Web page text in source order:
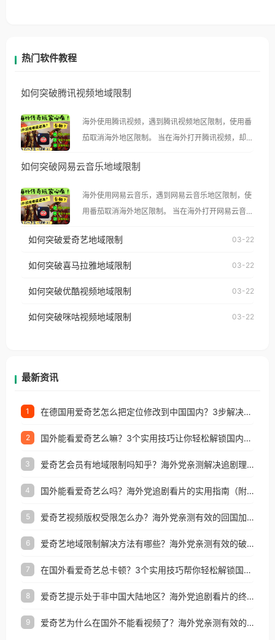
热门软件教程
如何突破腾讯视频地域限制
海外使用腾讯视频，遇到腾讯视频地区限制，使用番
茄取消海外地区限制。 当在海外打开腾讯视频，却突
示语。 海外用户如香港、澳门、台湾、美国、加拿
像其他音乐平台一样，出现地区及版权限制问题，且
仅能在中国大陆地区播放。 遇到这个问题的朋友们，
使用番茄回国加速器，即可解决「海外用户收听腾讯
台湾、美国、加拿大、澳大利亚、欧洲等国家和地区
权限制所困扰。
如何突破网易云音乐地域限制
海外使用网易云音乐，遇到网易云音乐地区限制，使
用番茄取消海外地区限制。 当在海外打开网易云音
播放”的提示语。 海外用户如香港、澳门、台湾、美
国、加拿大、澳大利亚、欧洲等国家和地区时，网易
制问题，且仅能在中国大陆地区播放。 遇到这个问题
户收听网易云音乐地区版权限制」的问题，无论人在
如何突破爱奇艺地域限制 03-22
如何突破喜马拉雅地域限制 03-22
如何突破优酷视频地域限制 03-22
如何突破咪咕视频地域限制 03-22
最新资讯
1 在德国用爱奇艺怎么把定位修改到中国国内？3步解决+2个实用场景分享
2 国外能看爱奇艺么嘛？3个实用技巧让你轻松解锁国内影视（附越南华数TV定位修改+网易云海外收费解析）
3 爱奇艺会员有地域限制吗知乎？海外党亲测解决追剧理财双难题的加速器攻略
4 国外能看爱奇艺么吗？海外党追剧看片的实用指南（附避坑技巧）
5 爱奇艺视频版权受限怎么办？海外党亲测有效的回国加速器选择指南
6 爱奇艺地域限制解决方法有哪些？海外党亲测有效的破界指南
7 在国外看爱奇艺总卡顿？3个实用技巧帮你轻松解锁国内影音与生活服务
8 爱奇艺提示处于非中国大陆地区？海外党追剧看片的终极解决方案来了
9 爱奇艺为什么在国外不能看视频了？海外党亲测有效的回国加速方案来了